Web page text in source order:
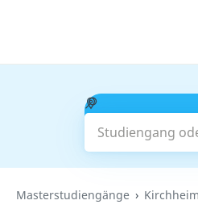
Studiengang
Masterstudiengänge